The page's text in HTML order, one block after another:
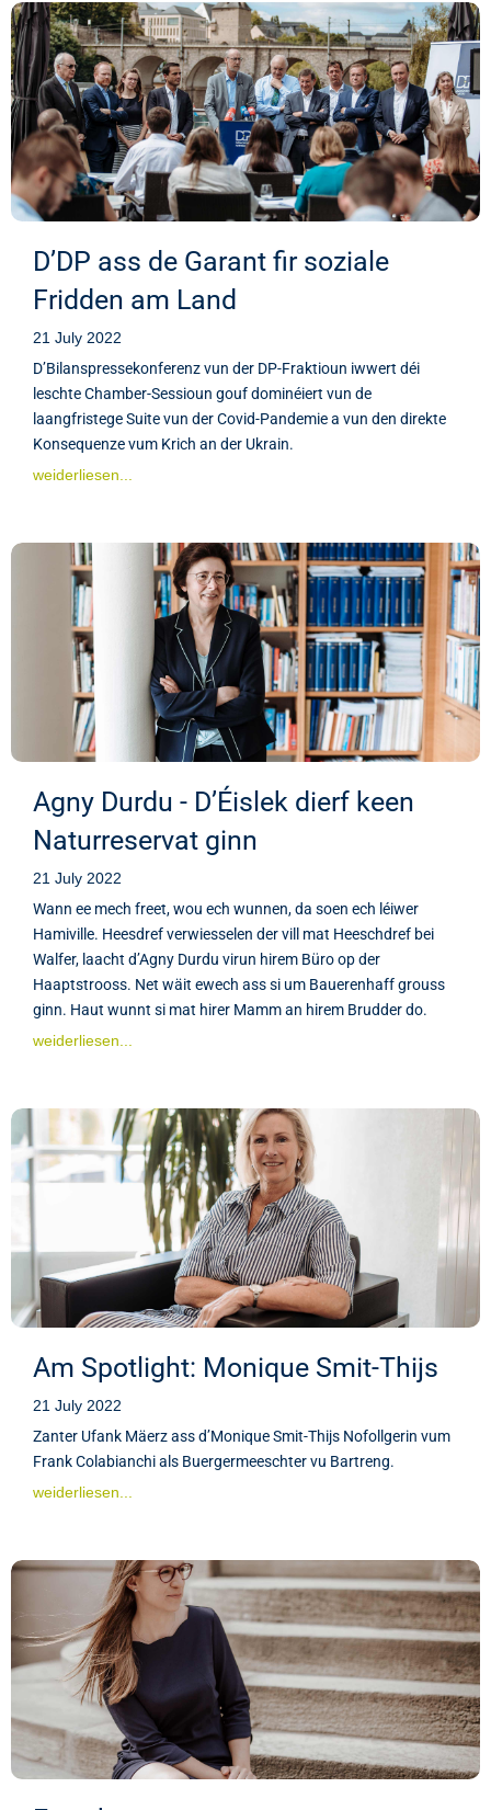
D’DP ass de Garant fir soziale
Fridden am Land
21 July 2022
D’Bilanspressekonferenz vun der DP-Fraktioun iwwert déi
leschte Chamber-Sessioun gouf dominéiert vun de
laangfristege Suite vun der Covid-Pandemie a vun den direkte
Konsequenze vum Krich an der Ukrain.
weiderliesen...
Agny Durdu - D’Éislek dierf keen
Naturreservat ginn
21 July 2022
Wann ee mech freet, wou ech wunnen, da soen ech léiwer
Hamiville. Heesdref verwiesselen der vill mat Heeschdref bei
Walfer, laacht d’Agny Durdu virun hirem Büro op der
Haaptstrooss. Net wäit ewech ass si um Bauerenhaff grouss
ginn. Haut wunnt si mat hirer Mamm an hirem Brudder do.
weiderliesen...
Am Spotlight: Monique Smit-Thijs
21 July 2022
Zanter Ufank Mäerz ass d’Monique Smit-Thijs Nofollgerin vum
Frank Colabianchi als Buergermeeschter vu Bartreng.
weiderliesen...